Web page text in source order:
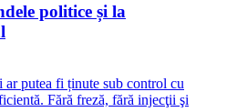
politice și la